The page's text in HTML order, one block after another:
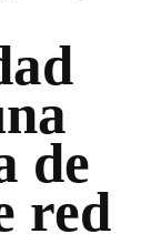
de
red